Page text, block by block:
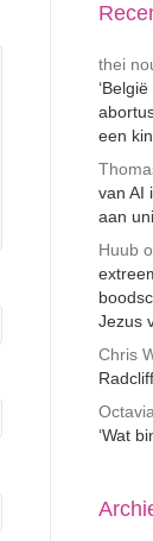
thei
een
van AI
aan
Huub
Jezus
Chris
‘Wat